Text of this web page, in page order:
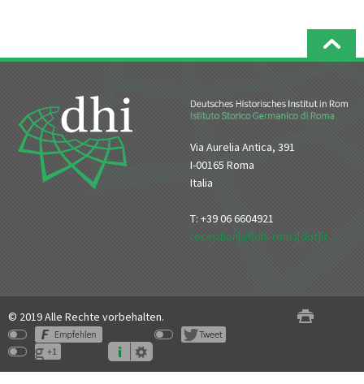
Via Aurelia Antica, 391
I-00165 Roma
Italia
T: +39 06 6604921
reception[at]dhi-roma[dot]it
© 2019 Alle Rechte vorbehalten.